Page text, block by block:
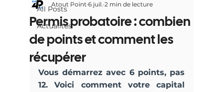
All Posts
Actualités
Permis probatoire : combien
de points et comment les
récupérer
Atout Point 6 juil. 2 min de lecture
Vous démarrez avec 6 points, pas
12. Voici comment votre capital